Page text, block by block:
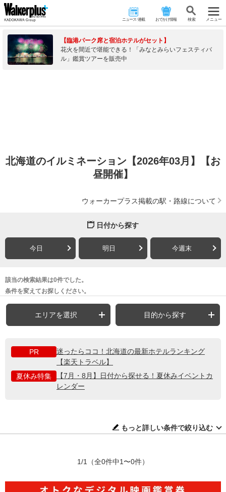
ニュース･連載 おでかけ情報 検 索 メニュー
【臨港パーク席と宿泊ホテルがセット】
花火を間近で堪能できる！「みなとみらいフェスティバ
ル」鑑賞ツアーを販売中
北海道のイルミネーション【2026年03月】【お
昼開催】
ウォーカープラス掲載の駅・路線について
日付から探す
今日 明日 今週末
該当の検索結果は0件でした。
条件を変えてお探しください。
エリアを選択 目的から探す
PR
迷ったらココ！北海道の最新ホテルランキング
【楽天トラベル】
夏休み特集
【7月・8月】日付から探せる！夏休みイベントカ
レンダー
もっと詳しい条件で絞り込む
1/1 （全0件中1〜0件）